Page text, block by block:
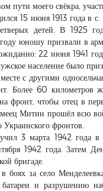
пути моего свёкра,
15 июня 1913 года в
детей. В 1925
юношу призвали в
22 июня 1941
население было
с другими
Более 60
фронт, чтобы отец в
Митин прошёл всю
Украинского фронтов.
3 марта 1942 года в
1942 года. Затем
бригаде.
боях за село
и разрушению